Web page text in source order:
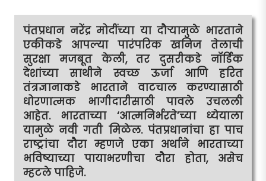
पंतप्रधान नरेंद्र मोदींच्या या दौर्‍यामुळे भारताने
एकीकडे आपल्या पारंपरिक खनिज तेलाची
सुरक्षा मजबूत केली, तर दुसरीकडे नॉर्डिक
देशांच्या साथीने स्वच्छ ऊर्जा आणि हरित
तंत्रज्ञानाकडे भारताने वाटचाल करण्यासाठी
धोरणात्मक भागीदारीसाठी पावले उचलली
आहेत. भारताच्या ‘आत्मनिर्भरते’च्या ध्येयाला
यामुळे नवी गती मिळेल. पंतप्रधानांचा हा पाच
राष्ट्रांचा दौरा म्हणजे एका अर्थाने भारताच्या
भविष्याच्या पायाभरणीचा दौरा होता, असेच
म्हटले पाहिजे.